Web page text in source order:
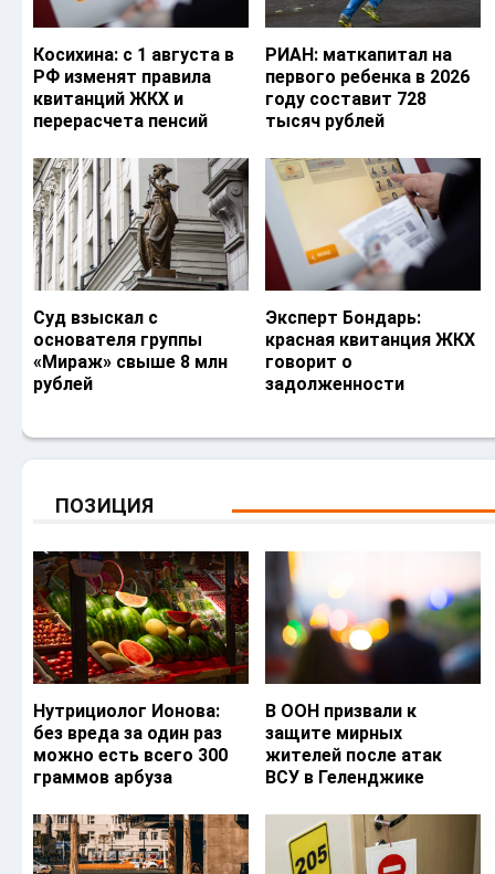
Косихина: с 1 августа в
РФ изменят правила
квитанций ЖКХ и
перерасчета пенсий
РИАН: маткапитал на
первого ребенка в 2026
году составит 728
тысяч рублей
Суд взыскал с
основателя группы
«Мираж» свыше 8 млн
рублей
Эксперт Бондарь:
красная квитанция ЖКХ
говорит о
задолженности
ПОЗИЦИЯ
Нутрициолог Ионова:
без вреда за один раз
можно есть всего 300
граммов арбуза
В ООН призвали к
защите мирных
жителей после атак
ВСУ в Геленджике